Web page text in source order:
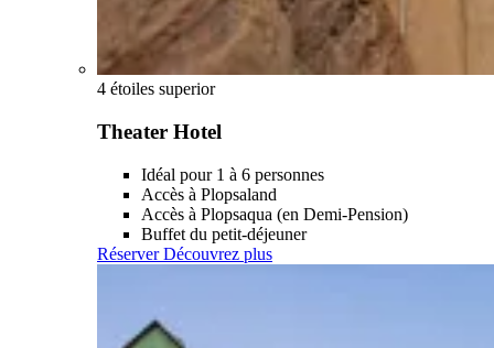
4 étoiles superior
Theater Hotel
Idéal pour 1 à 6 personnes
Accès à Plopsaland
Accès à Plopsaqua (en Demi-Pension)
Buffet du petit-déjeuner
Réserver Découvrez plus